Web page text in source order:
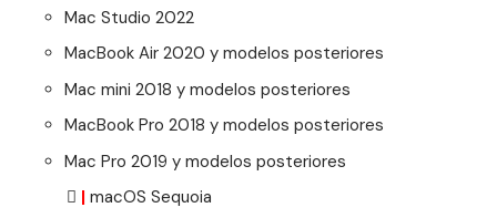
Mac Studio 2022
MacBook Air 2020 y modelos posteriores
Mac mini 2018 y modelos posteriores
MacBook Pro 2018 y modelos posteriores
Mac Pro 2019 y modelos posteriores
 | macOS Sequoia